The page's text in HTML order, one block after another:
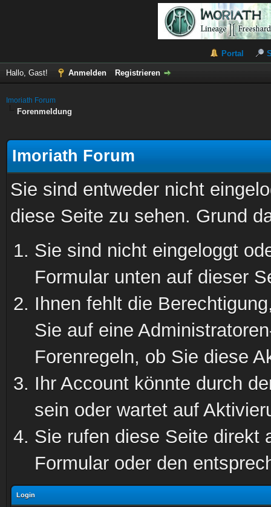
Portal
Hallo, Gast! Anmelden Registrieren
Imoriath Forum
Forenmeldung
Imoriath Forum
Sie sind entweder nicht
diese Seite zu sehen. Grund
Sie sind nicht eingeloggt
Formular unten auf dieser
Ihnen fehlt die
Sie auf eine
Forenregeln, ob Sie diese
Ihr Account könnte durch
sein oder wartet auf
Sie rufen diese Seite direkt
Formular oder den
Login